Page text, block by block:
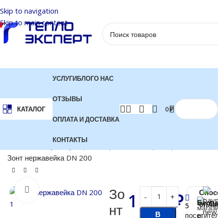
Skip to navigation
Skip to main content
КАТАЛОГ
УСЛУГИБЛОГО НАС
ОТЗЫВЫ
ОПЛАТА И ДОСТАВКА
КОНТАКТЫ
0₽
Зонт нержавейка DN 200
Нажмите, чтобы увеличить
Зо
нт 1 300₽
В
5